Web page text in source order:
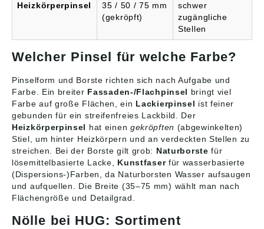
Heizkörperpinsel
35 / 50 / 75 mm
(gekröpft)
schwer
zugängliche
Stellen
Welcher Pinsel für welche Farbe?
Pinselform und Borste richten sich nach Aufgabe und
Farbe. Ein breiter Fassaden-/Flachpinsel bringt viel
Farbe auf große Flächen, ein Lackierpinsel ist feiner
gebunden für ein streifenfreies Lackbild. Der
Heizkörperpinsel hat einen gekröpften (abgewinkelten)
Stiel, um hinter Heizkörpern und an verdeckten Stellen zu
streichen. Bei der Borste gilt grob: Naturborste für
lösemittelbasierte Lacke, Kunstfaserfür wasserbasierte
(Dispersions-)Farben, da Naturborsten Wasser aufsaugen
und aufquellen. Die Breite (35–75 mm) wählt man nach
Flächengröße und Detailgrad.
Nölle bei HUG: Sortiment